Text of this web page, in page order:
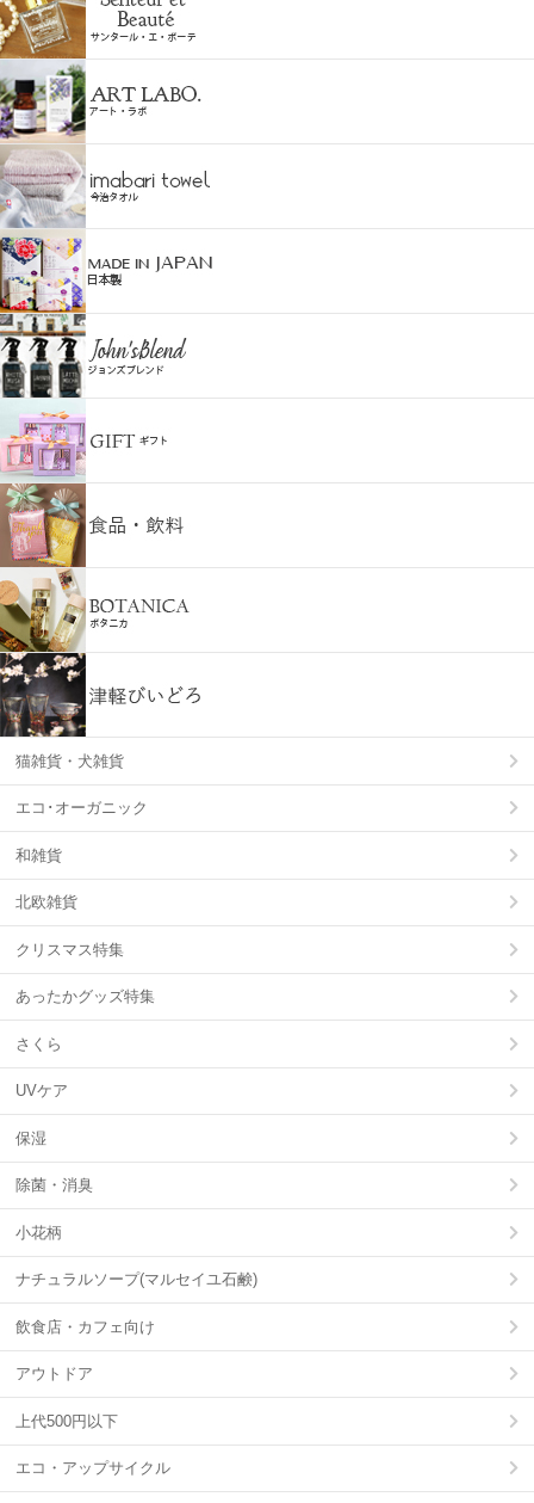
猫雑貨・犬雑貨
エコ･オーガニック
和雑貨
北欧雑貨
クリスマス特集
あったかグッズ特集
さくら
UVケア
保湿
除菌・消臭
小花柄
ナチュラルソープ(マルセイユ石鹸)
飲食店・カフェ向け
アウトドア
上代500円以下
エコ・アップサイクル